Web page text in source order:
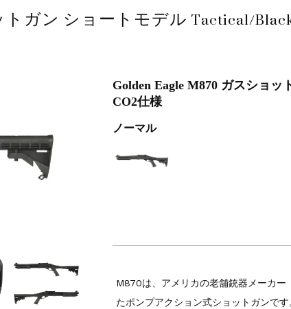
ガン ショートモデル Tactical/
Golden Eagle M870 ガスショ
CO2仕様
ノーマル
M870は、アメリカの老舗銃器メーカー
たポンプアクション式ショットガンで